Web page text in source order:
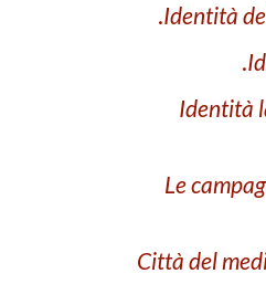
Identità
Identità
Le
Città del